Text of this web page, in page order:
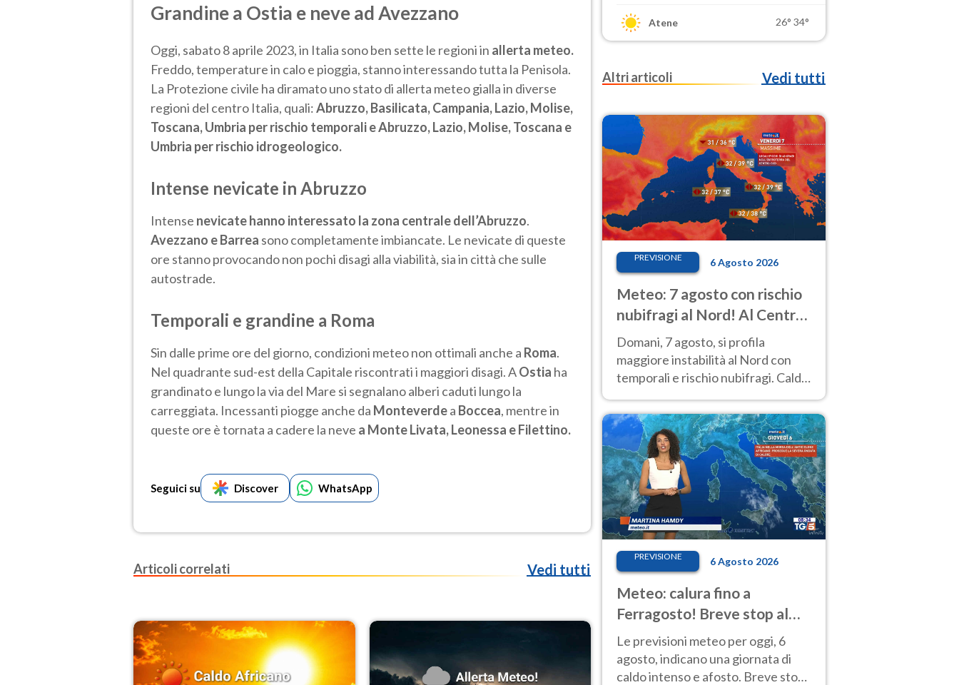
Grandine a Ostia e neve ad Avezzano
Oggi, sabato 8 aprile 2023, in Italia sono ben sette le regioni in allerta meteo.
Freddo, temperature in calo e pioggia, stanno interessando tutta la Penisola.
La Protezione civile ha diramato uno stato di allerta meteo gialla in diverse
regioni del centro Italia, quali:Abruzzo, Basilicata, Campania, Lazio, Molise,
Toscana, Umbria per rischio temporali e Abruzzo, Lazio, Molise, Toscana e
Umbria per rischio idrogeologico.
Intense nevicate in Abruzzo
Intense nevicate hanno interessato la zona centrale dell’Abruzzo.
Avezzano e Barrea sono completamente imbiancate. Le nevicate di queste
ore stanno provocando non pochi disagi alla viabilità, sia in città che sulle
autostrade.
Temporali e grandine a Roma
Sin dalle prime ore del giorno, condizioni meteo non ottimali anche a Roma.
Nel quadrante sud-est della Capitale riscontrati i maggiori disagi. AOstia ha
grandinato e lungo la via del Mare si segnalano alberi caduti lungo la
carreggiata. Incessanti piogge anche da Monteverdea Boccea, mentre in
queste ore è tornata a cadere la neve a Monte Livata, Leonessa e Filettino.
Seguici su Discover WhatsApp
Articoli correlati Vedi tutti
Atene 26° 34°
Altri articoli Vedi tutti
PREVISIONE 6 Agosto 2026
Meteo: 7 agosto con rischio
nubifragi al Nord! Al Centro-
Sud caldo estremo
Domani, 7 agosto, si profila
maggiore instabilità al Nord con
temporali e rischio nubifragi. Caldo
previsioni.
PREVISIONE 6 Agosto 2026
Meteo: calura fino a
Ferragosto! Breve stop al
Nord tra 7 e 9 agosto
Le previsioni meteo per oggi, 6
agosto, indicano una giornata di
caldo intenso e afosto. Breve stop